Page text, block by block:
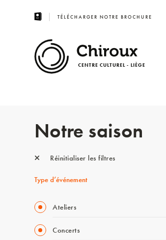
TÉLÉCHARGER NOTRE BROCHURE
CENTRE CULTUREL - LIÈGE
Notre saison
Réinitialiser les filtres
Type d’événement
Ateliers
Concerts